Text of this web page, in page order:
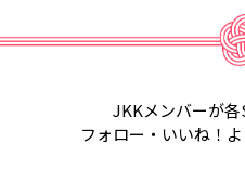
2月5日、2月6日、
にて宿フェス開催
JKKメンバーが各
フォロー・いいね！